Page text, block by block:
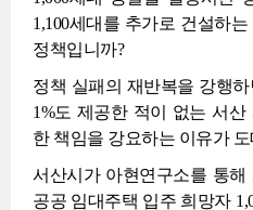
1,100세대를 추가로 건설하
정책입니까?
정책 실패의 재반복을 강행
1%도 제공한 적이 없는 서
한 책임을 강요하는 이유가
서산시가 아현연구소를 통
공공 임대주택 입주 희망자